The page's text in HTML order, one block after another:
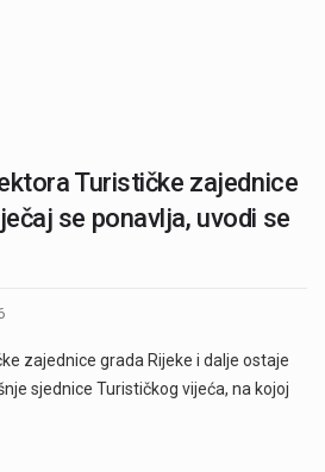
Turističke zajednice
se ponavlja, uvodi se
zajednice grada Rijeke i dalje ostaje
sjednice Turističkog vijeća, na kojoj